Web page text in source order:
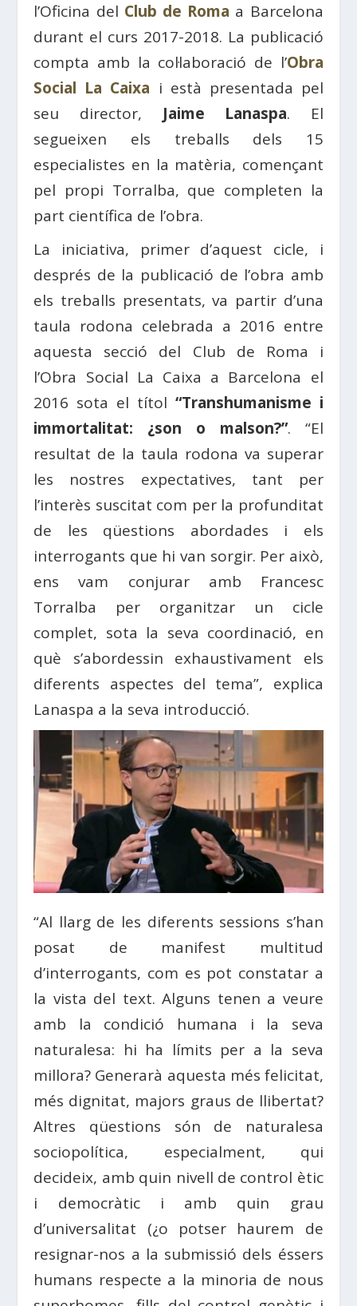
l’Oficina del Club de Roma a Barcelona
durant el curs 2017-2018. La publicació
compta amb la col·laboració de l’Obra
Social La Caixa i està presentada pel
seu director, Jaime Lanaspa. El
segueixen els treballs dels 15
especialistes en la matèria, començant
pel propi Torralba, que completen la
part científica de l’obra.
La iniciativa, primer d’aquest cicle, i
després de la publicació de l’obra amb
els treballs presentats, va partir d’una
taula rodona celebrada a 2016 entre
aquesta secció del Club de Roma i
l’Obra Social La Caixa a Barcelona el
2016 sota el títol “Transhumanisme i
immortalitat: ¿son o malson?”. “El
resultat de la taula rodona va superar
les nostres expectatives, tant per
l’interès suscitat com per la profunditat
de les qüestions abordades i els
interrogants que hi van sorgir. Per això,
ens vam conjurar amb Francesc
Torralba per organitzar un cicle
complet, sota la seva coordinació, en
què s’abordessin exhaustivament els
diferents aspectes del tema”, explica
Lanaspa a la seva introducció.
“Al llarg de les diferents sessions s’han
posat de manifest multitud
d’interrogants, com es pot constatar a
la vista del text. Alguns tenen a veure
amb la condició humana i la seva
naturalesa: hi ha límits per a la seva
millora? Generarà aquesta més felicitat,
més dignitat, majors graus de llibertat?
Altres qüestions són de naturalesa
sociopolítica, especialment, qui
decideix, amb quin nivell de control ètic
i democràtic i amb quin grau
d’universalitat (¿o potser haurem de
resignar-nos a la submissió dels éssers
humans respecte a la minoria de nous